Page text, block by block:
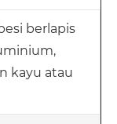
berlapis
kayu atau